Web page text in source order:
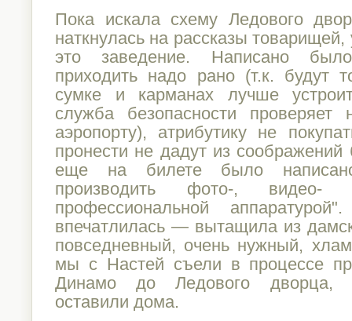
Пока искала схему Ледового
наткнулась на рассказы
это заведение. Написано
приходить надо рано (т.к. будут
сумке и карманах лучше
служба безопасности
аэропорту), атрибутику не
пронести не дадут из соображений
еще на билете было
производить фото-, видео-
профессиональной
впечатлилась — вытащила из
повседневный, очень нужный,
мы с Настей съели в процессе
Динамо до Ледового дворца,
оставили дома.